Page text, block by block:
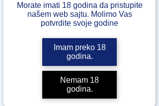
Morate imati 18 godina da pristupite
našem web sajtu. Molimo Vas
potvrdite svoje godine
Imam preko 18
godina.
Nemam 18
godina.